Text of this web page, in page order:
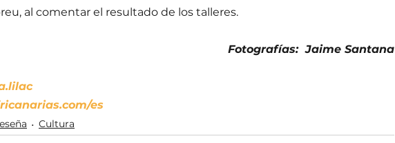
al comentar el resultado de los talleres.
Fotografías:  Jaime Santana
es
Cultura